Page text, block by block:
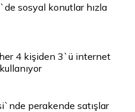
sosyal konutlar hızla
4 kişiden 3`ü internet
perakende satışlar